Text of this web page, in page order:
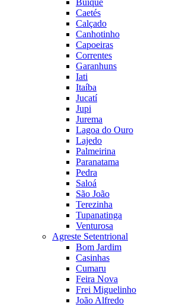
Buíque
Caetés
Calçado
Canhotinho
Capoeiras
Correntes
Garanhuns
Iati
Itaíba
Jucatí
Jupi
Jurema
Lagoa do Ouro
Lajedo
Palmeirina
Paranatama
Pedra
Saloá
São João
Terezinha
Tupanatinga
Venturosa
Agreste Setentrional
Bom Jardim
Casinhas
Cumaru
Feira Nova
Frei Miguelinho
João Alfredo